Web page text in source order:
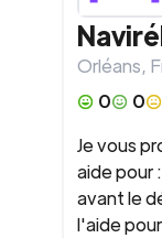
Orléans,
0
0
Je vous
aide pour
avant le
l'aide